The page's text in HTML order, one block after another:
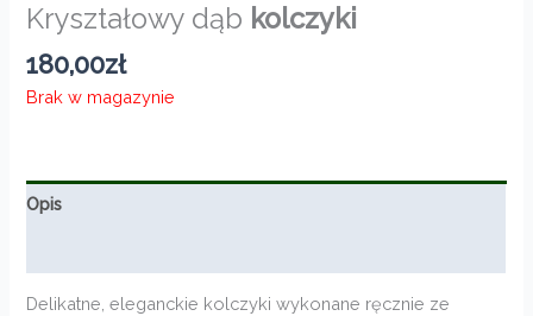
Kryształowy dąb kolczyki
180,00zł
Brak w magazynie
Opis
Delikatne, eleganckie kolczyki wykonane ręcznie ze